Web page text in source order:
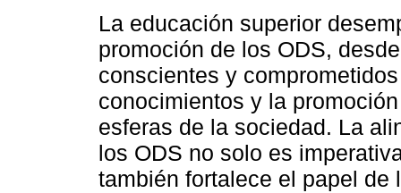
La educación superior
promoción de los ODS,
conscientes y
conocimientos y la
esferas de la sociedad. La
los ODS no solo es
también fortalece el papel